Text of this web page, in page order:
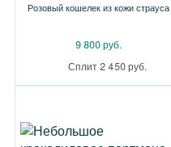
Розовый кошелек из кожи страуса
9 800 руб.
Сплит 2 450 руб.